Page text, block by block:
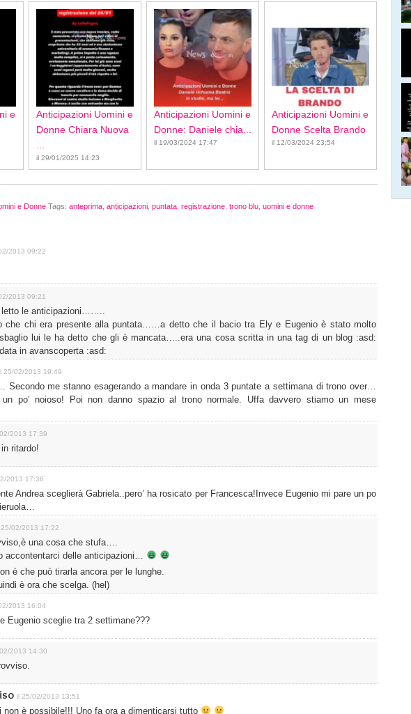
e
Anticipazioni Uomini e
Donne Chiara Nuova
il 29/01/2025 14:23
Anticipazioni Uomini e
Donne: Daniele chia...
il 19/03/2024 17:47
Anticipazioni Uomini e
Donne Scelta Brando
il 12/03/2024 23:54
e Donne Tags: anteprima anticipazioni puntata registrazione trono blu uomini e donne
2013 09:22
2013 09:21
le anticipazioni……..
che chi era presente alla puntata……a detto che il bacio tra Ely e Eugenio è stato molto
lui le ha detto che gli è mancata…..era una cosa scritta in una tag di un blog :asd:
in avanscoperta :asd:
25/02/2013 19:49
Secondo me stanno esagerando a mandare in onda 3 puntate a settimana di trono over…
un po’ noioso! Poi non danno spazio al trono normale. Uffa davvero stiamo un mese
2013 17:39
ritardo!
2013 17:36
Andrea sceglierà Gabriela..pero’ ha rosicato per Francesca!Invece Eugenio mi pare un po
25/02/2013 17:22
una cosa che stufa….
accontentarci delle anticipazioni…
è che può tirarla ancora per le lunghe.
è ora che scelga. (hel)
2013 16:04
Eugenio sceglie tra 2 settimane???
2013 14:30
il 25/02/2013 13:51
non è possibile!!! Uno fa ora a dimenticarsi tutto